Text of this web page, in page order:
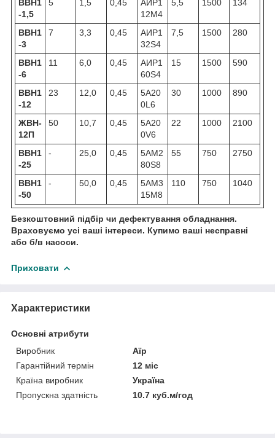
ВВН1
-1,5
5 1,5 0,45
АИР1
12М4
5,5 1500 134
ВВН1
-3
7 3,3 0,45
АИР1
32Ѕ4
7,5 1500 280
ВВН1
-6
11 6,0 0,45
АИР1
60Ѕ4
15 1500 590
ВВН1
-12
23 12,0 0,45
5A20
0L6
30 1000 890
ЖВН-
12П
50 10,7 0,45
5A20
0V6
22 1000 2100
ВВН1
-25
- 25,0 0,45
5AM2
80S8
55 750 2750
ВВН1
-50
- 50,0 0,45
5AM3
15M8
110 750 1040
Безкоштовний підбір чи дефектування обладнання.
Враховуємо усі ваші інтереси. Купимо ваші несправні
або б/в насоси.
Приховати
Характеристики
Основні атрибути
Виробник
Аїр
Гарантійний термін
12 міс
Країна виробник
Україна
Пропускна здатність
10.7 куб.м/год